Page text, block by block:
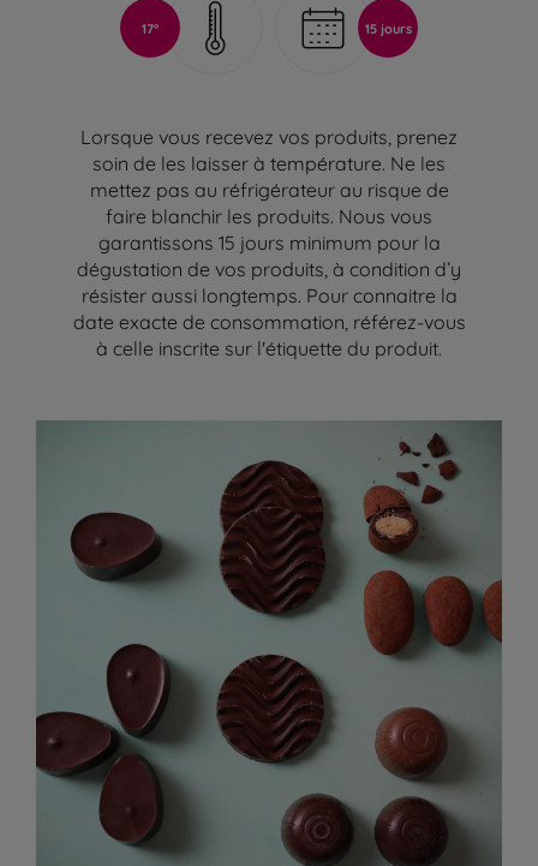
17° 15 jours
Lorsque vous recevez vos produits, prenez
soin de les laisser à température. Ne les
mettez pas au réfrigérateur au risque de
faire blanchir les produits. Nous vous
garantissons 15 jours minimum pour la
dégustation de vos produits, à condition d’y
résister aussi longtemps. Pour connaitre la
date exacte de consommation, référez-vous
à celle inscrite sur l'étiquette du produit.